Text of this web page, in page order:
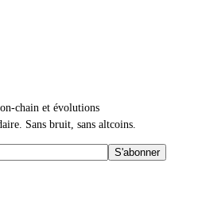
chain et évolutions
Sans bruit, sans altcoins.
S'abonner